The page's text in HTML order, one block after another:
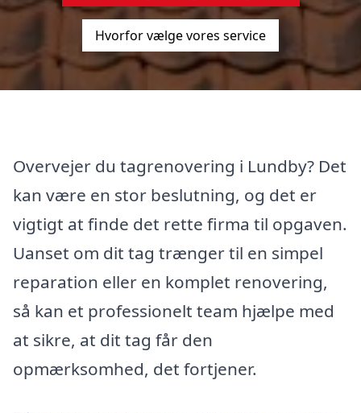
Hvorfor vælge vores service
Overvejer du tagrenovering i Lundby? Det
kan være en stor beslutning, og det er
vigtigt at finde det rette firma til opgaven.
Uanset om dit tag trænger til en simpel
reparation eller en komplet renovering,
så kan et professionelt team hjælpe med
at sikre, at dit tag får den
opmærksomhed, det fortjener.